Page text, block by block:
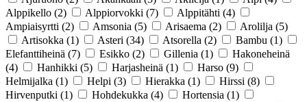
Alppikello (2) Alppiorvokki (7) Alppitähti (4)
Ampiaisyrtti (2) Amsonia (5) Arisaema (2) Arolilja (5)
Artisokka (1) Asteri (34) Atsorella (2) Bambu (1)
Elefanttiheinä (7) Esikko (2) Gillenia (1)
Hakoneheinä
(4)
Hanhikki (5) Harjasheinä (1) Harso (9)
Helmijalka (1) Helpi (3) Hierakka (1) Hirssi (8)
Hirvenputki (1) Hohdekukka (4) Hortensia (1)